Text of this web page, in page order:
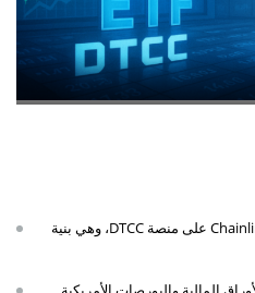
ظهر صندوق Bitwise الفوري لعملة Chainlink على منصة DTCC، وهي بنية